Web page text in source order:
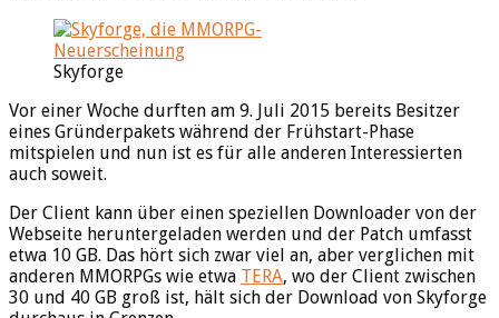
Skyforge
Vor einer Woche durften am 9. Juli 2015 bereits Besitzer
eines Gründerpakets während der Frühstart-Phase
mitspielen und nun ist es für alle anderen Interessierten
auch soweit.
Der Client kann über einen speziellen Downloader von der
Webseite heruntergeladen werden und der Patch umfasst
etwa 10 GB. Das hört sich zwar viel an, aber verglichen mit
anderen MMORPGs wie etwa TERA, wo der Client zwischen
30 und 40 GB groß ist, hält sich der Download von Skyforge